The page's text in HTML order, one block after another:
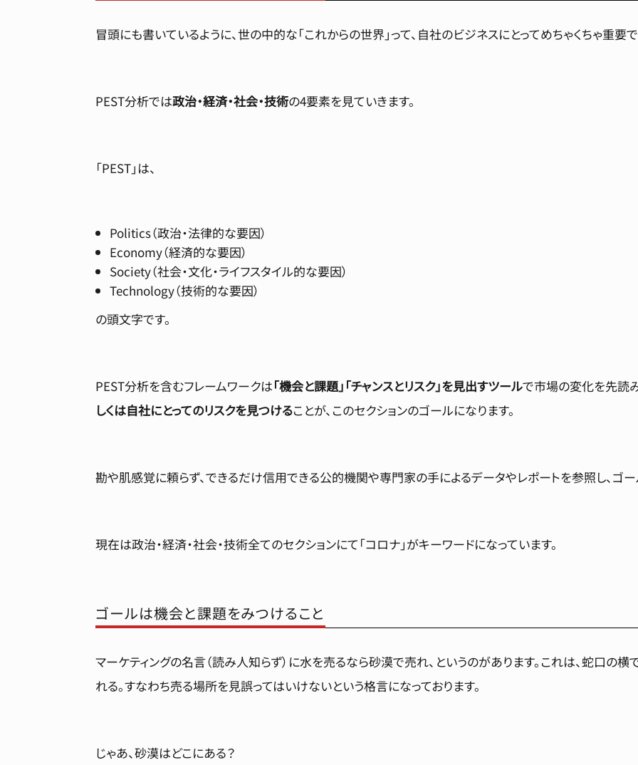
冒頭にも書いているように、世の中的な「これからの世界」って、自社のビジネスにとってめちゃくちゃ重要
PEST分析では政治・経済・社会・技術の4要素を見ていきます。
「PEST」は、
Politics（政治・法律的な要因）
Economy（経済的な要因）
Society（社会・文化・ライフスタイル的な要因）
Technology（技術的な要因）
の頭文字です。
PEST分析を含むフレームワークは「機会と課題」「チャンスとリスク」を見出すツールで市場の変化を先読
しくは自社にとってのリスクを見つけることが、このセクションのゴールになります。
勘や肌感覚に頼らず、できるだけ信用できる公的機関や専門家の手によるデータやレポートを参照し、ゴー
現在は政治・経済・社会・技術全てのセクションにて「コロナ」がキーワードになっています。
ゴールは機会と課題をみつけること
マーケティングの名言（読み人知らず）に水を売るなら砂漠で売れ、というのがあります。これは、蛇口の
れる。すなわち売る場所を見誤ってはいけないという格言になっております。
じゃあ、砂漠はどこにある？